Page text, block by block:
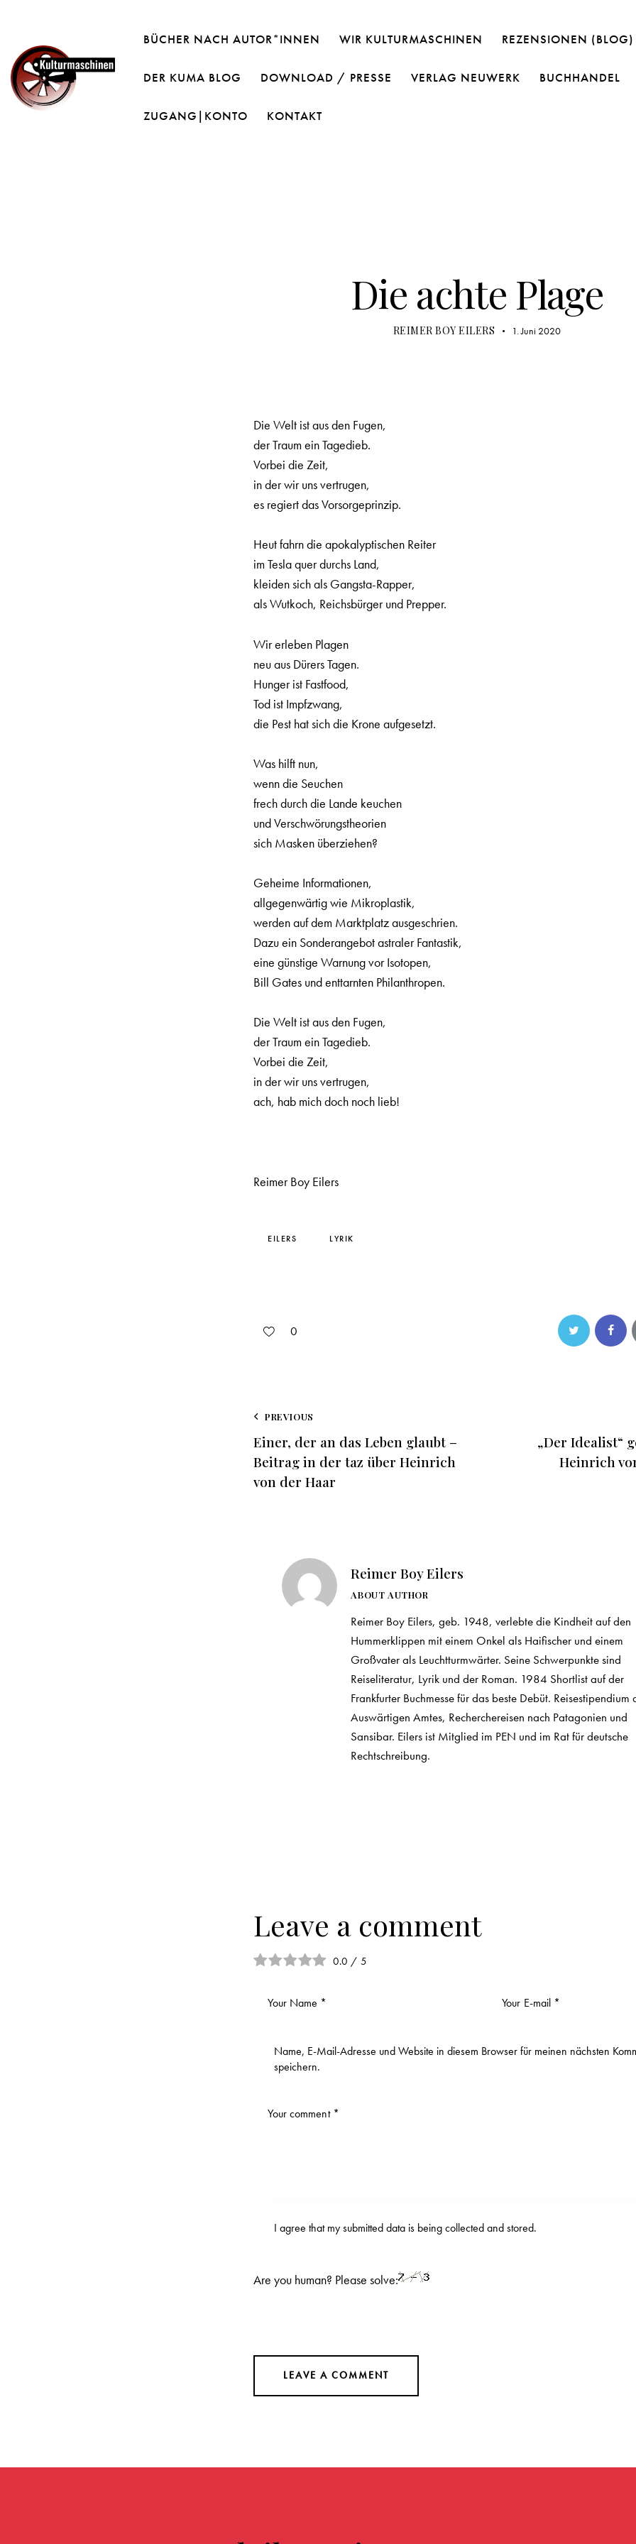
BÜCHER NACH AUTOR*INNEN WIR KULTURMASCHINEN REZENSIONEN (BLOG)
DER KUMA BLOG DOWNLOAD / PRESSE VERLAG NEUWERK BUCHHANDEL
ZUGANG|KONTO KONTAKT
Die achte Plage
REIMER BOY EILERS 1. Juni 2020
Die Welt ist aus den Fugen,
der Traum ein Tagedieb.
Vorbei die Zeit,
in der wir uns vertrugen,
es regiert das Vorsorgeprinzip.
Heut fahrn die apokalyptischen Reiter
im Tesla quer durchs Land,
kleiden sich als Gangsta-Rapper,
als Wutkoch, Reichsbürger und Prepper.
Wir erleben Plagen
neu aus Dürers Tagen.
Hunger ist Fastfood,
Tod ist Impfzwang,
die Pest hat sich die Krone aufgesetzt.
Was hilft nun,
wenn die Seuchen
frech durch die Lande keuchen
und Verschwörungstheorien
sich Masken überziehen?
Geheime Informationen,
allgegenwärtig wie Mikroplastik,
werden auf dem Marktplatz ausgeschrien.
Dazu ein Sonderangebot astraler Fantastik,
eine günstige Warnung vor Isotopen,
Bill Gates und enttarnten Philanthropen.
Die Welt ist aus den Fugen,
der Traum ein Tagedieb.
Vorbei die Zeit,
in der wir uns vertrugen,
ach, hab mich doch noch lieb!
Reimer Boy Eilers
EILERS LYRIK
0
PREVIOUS
Einer, der an das Leben glaubt –
Beitrag in der taz über Heinrich
von der Haar
„Der Idealist“
Heinrich
Reimer Boy Eilers
ABOUT AUTHOR
Reimer Boy Eilers, geb. 1948, verlebte die Kindheit auf den
Hummerklippen mit einem Onkel als Haifischer und einem
Großvater als Leuchtturmwärter. Seine Schwerpunkte sind
Reiseliteratur, Lyrik und der Roman. 1984 Shortlist auf der
Frankfurter Buchmesse für das beste Debüt. Reisestipendium
Auswärtigen Amtes, Recherchereisen nach Patagonien und
Sansibar. Eilers ist Mitglied im PEN und im Rat für deutsche
Rechtschreibung.
Leave a comment
0.0 / 5
Name, E-Mail-Adresse und Website in diesem Browser für meinen nächsten
speichern.
I agree that my submitted data is beingcollected and stored.
Are you human? Please solve: